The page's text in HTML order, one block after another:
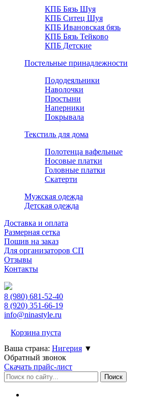
КПБ Бязь Шуя
КПБ Ситец Шуя
КПБ Ивановская бязь
КПБ Бязь Тейково
КПБ Детские
Постельные принадлежности
Пододеяльники
Наволочки
Простыни
Наперники
Покрывала
Текстиль для дома
Полотенца вафельные
Носовые платки
Головные платки
Скатерти
Мужская одежда
Детская одежда
Доставка и оплата
Размерная сетка
Пошив на заказ
Для организаторов СП
Отзывы
Контакты
8 (980) 681-52-40
8 (920) 351-66-19
info@ninastyle.ru
Корзина пуста
Ваша страна: Нигерия ▼
Обратный звонок
Скачать прайс-лист